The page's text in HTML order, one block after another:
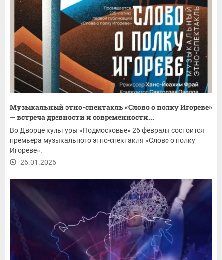
Музыкальный этно-спектакль «Слово о полку Игореве»
— встреча древности и современности...
Во Дворце культуры «Подмосковье» 26 февраля состоится
премьера музыкального этно-спектакля «Слово о полку
Игореве».
26.01.2026